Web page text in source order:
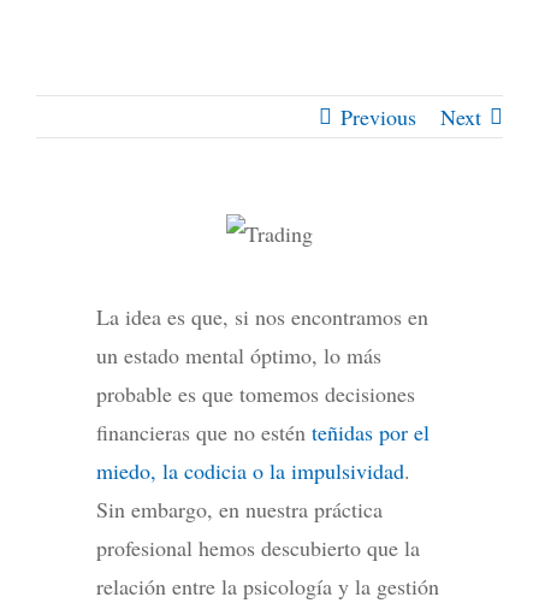
Previous Next
La idea es que, si nos encontramos en
un estado mental óptimo, lo más
probable es que tomemos decisiones
financieras que no estén teñidas por el
miedo, la codicia o la impulsividad.
Sin embargo, en nuestra práctica
profesional hemos descubierto que la
relación entre la psicología y la gestión